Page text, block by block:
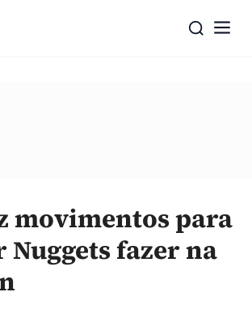
movimentos para
Nuggets fazer na